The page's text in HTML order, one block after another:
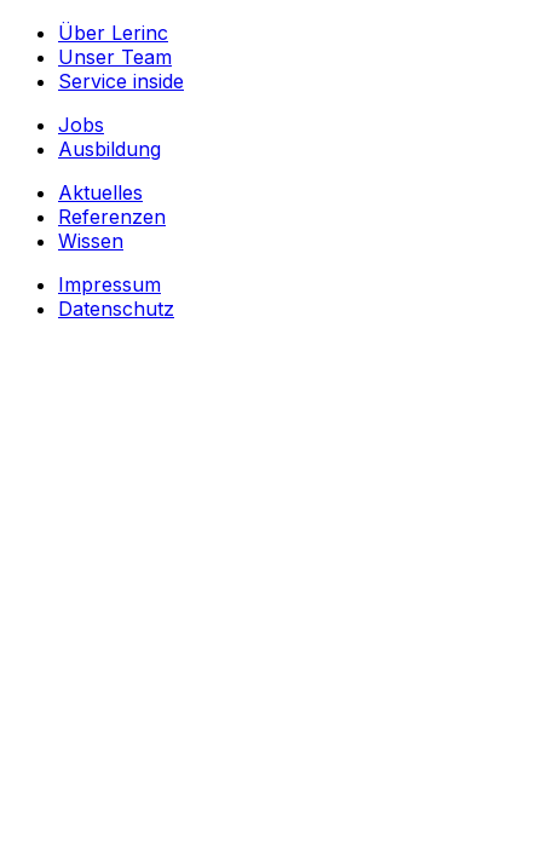
Über Lerinc
Unser Team
Service inside
Jobs
Ausbildung
Aktuelles
Referenzen
Wissen
Impressum
Datenschutz